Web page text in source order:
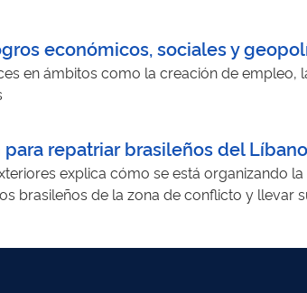
económicos, sociales y
en ámbitos como la creación de
repatriar brasileños del
explica cómo se está organizando
brasileños de la zona de conflicto y llevar